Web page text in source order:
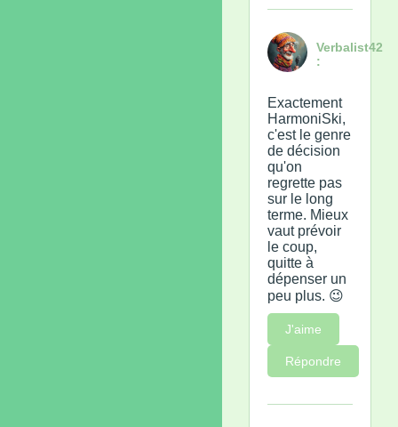
Verbalist42
:
Exactement
HarmoniSki,
c'est le genre
de décision
qu'on
regrette pas
sur le long
terme. Mieux
vaut prévoir
le coup,
quitte à
dépenser un
peu plus. 😉
J'aime
Répondre